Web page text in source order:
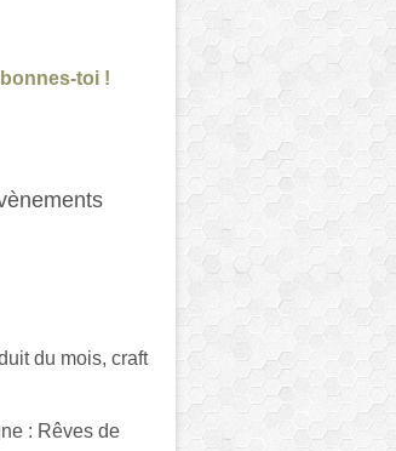
toi !
du mois, craft
: Rêves de